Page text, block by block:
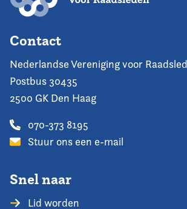
Contact
Nederlandse Vereniging voor
Postbus 30435
2500 GK Den Haag
070-373 8195
Stuur ons een e-mail
Snel naar
Lid worden